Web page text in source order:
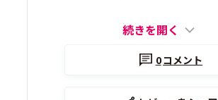
続きを開く
0コメント